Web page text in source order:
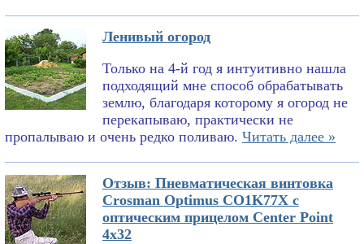
Ленивый огород
Только на 4-й год я интуитивно нашла
подходящий мне способ обрабатывать
землю, благодаря которому я огород не
перекапываю, практически не
пропалываю и очень редко поливаю. Читать далее »
Отзыв: Пневматическая винтовка
Crosman Optimus CO1K77X с
оптическим прицелом Center Point
4x32